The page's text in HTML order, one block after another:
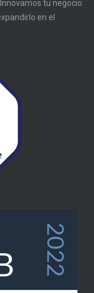
tu negocio
en el